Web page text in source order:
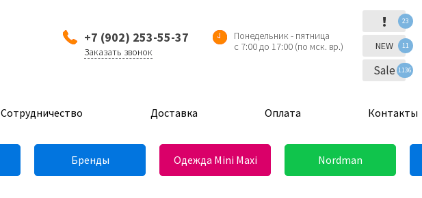
+7 (902) 253-55-37
Заказать звонок
Понедельник - пятница
с 7:00 до 17:00 (по мск. вр.)
! 23
NEW 11
Sale 1136
Сотрудничество Доставка Оплата Контакты
Бренды Одежда Mini Maxi Nordman